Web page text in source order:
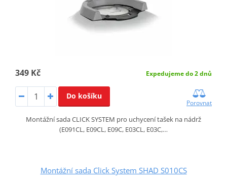
349 Kč Expedujeme do 2 dnů
Do košíku
Porovnat
Montážní sada CLICK SYSTEM pro uchycení tašek na nádrž
(E091CL, E09CL, E09C, E03CL, E03C,…
Montážní sada Click System SHAD S010CS